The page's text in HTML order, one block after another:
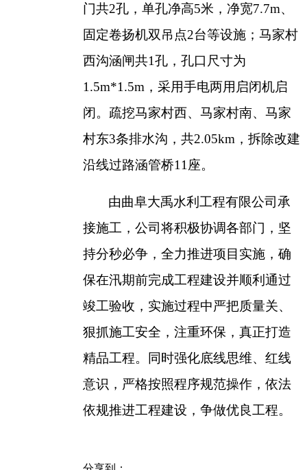
门共2孔，单孔净高5米，净宽7.7m、
固定卷扬机双吊点2台等设施；马家村
西沟涵闸共1孔，孔口尺寸为
1.5m*1.5m，采用手电两用启闭机启
闭。疏挖马家村西、马家村南、马家
村东3条排水沟，共2.05km，拆除改建
沿线过路涵管桥11座。
由曲阜大禹水利工程有限公司承
接施工， 公司将积极协调各部门，坚
持分秒必争，全力推进项目实施，确
保在汛期前完成工程建设并顺利通过
竣工验收，实施过程中严把质量关、
狠抓施工安全，注重环保，真正打造
精品工程。同时强化底线思维、红线
意识，严格按照程序规范操作，依法
依规推进工程建设，争做优良工程。